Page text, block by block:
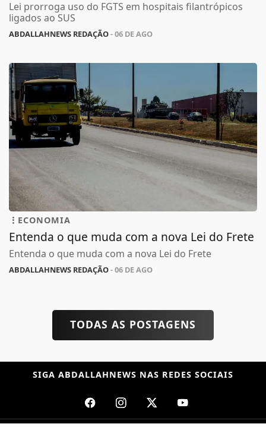
Lei prorroga uso do FGTS em hospitais filantrópicos
ligados ao SUS
ABDALLAHNEWS REDAÇÃO- 06 DE AGO
ECONOMIA
Entenda o que muda com a nova Lei do Frete
Entenda o que muda com a nova Lei do Frete
ABDALLAHNEWS REDAÇÃO- 06 DE AGO
TODAS AS POSTAGENS
SIGA ABDALLAHNEWS NAS REDES SOCIAIS